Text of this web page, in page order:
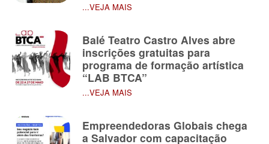
...VEJA MAIS
Balé Teatro Castro Alves abre
inscrições gratuitas para
programa de formação artística
“LAB BTCA”
...VEJA MAIS
Empreendedoras Globais chega
a Salvador com capacitação